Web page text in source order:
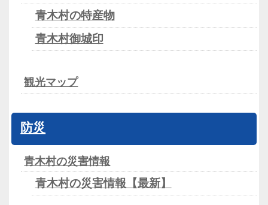
青木村の特産物
青木村御城印
観光マップ
防災
青木村の災害情報
青木村の災害情報【最新】